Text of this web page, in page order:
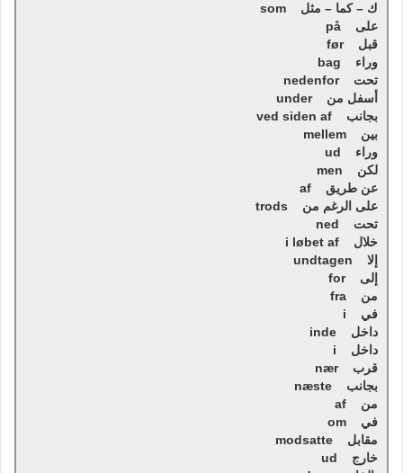
ك – كما – مثل som
على på
قبل før
وراء bag
تحت nedenfor
أسفل من under
بجانب ved siden af
بين mellem
وراء ud
لكن men
عن طريق af
على الرغم من trods
تحت ned
خلال i løbet af
إلا undtagen
إلى for
من fra
في i
داخل inde
داخل i
قرب nær
بجانب næste
من af
في om
مقابل modsatte
خارج ud